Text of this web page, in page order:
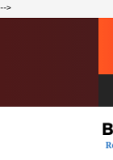
-->
Pelatihan Pendidikan